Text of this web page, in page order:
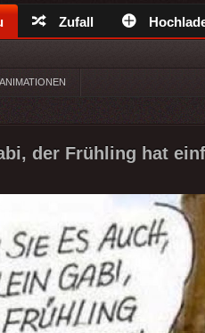
Zufall
der Frühling hat